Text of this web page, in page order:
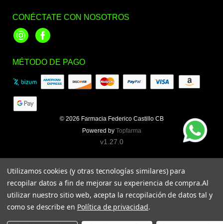
CONÉCTATE CON NOSOTROS
InstagramFacebook
MÉTODO DE PAGO
© 2026 Farmacia Federico Castillo CB
Powered by Topfarma
v1.27.0
Utilizamos cookies (y otras tecnologías similares) para
recopilar datos a fin de mejorar su experiencia de compra.Al
utilizar nuestro sitio web, acepta la recopilación de datos tal y
como se describe en Política de privacidad.